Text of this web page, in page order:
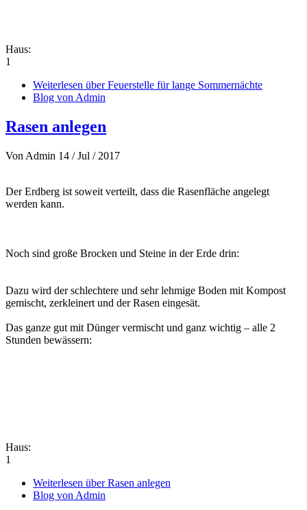
Haus:
1
Weiterlesen über Feuerstelle für lange Sommernächte
Blog von Admin
Rasen anlegen
Von Admin 14 / Jul / 2017
Der Erdberg ist soweit verteilt, dass die Rasenfläche angelegt
werden kann.
Noch sind große Brocken und Steine in der Erde drin:
Dazu wird der schlechtere und sehr lehmige Boden mit Kompost
gemischt, zerkleinert und der Rasen eingesät.
Das ganze gut mit Dünger vermischt und ganz wichtig – alle 2
Stunden bewässern:
Haus:
1
Weiterlesen über Rasen anlegen
Blog von Admin